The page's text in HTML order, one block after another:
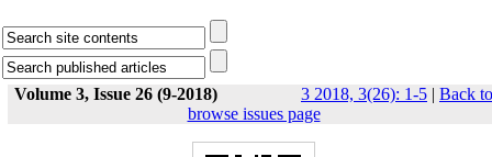
Volume 3, Issue 26 (9-2018) 3 2018, 3(26): 1-5 | Back to
browse issues page